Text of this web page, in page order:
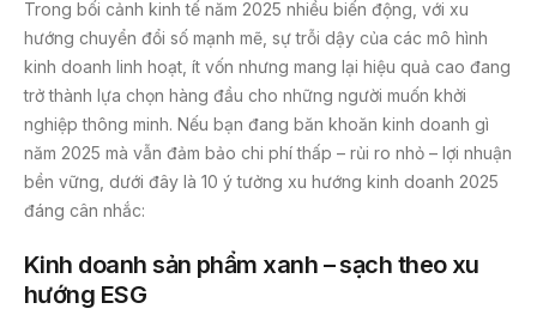
Trong bối cảnh kinh tế năm 2025 nhiều biến động, với xu
hướng chuyển đổi số mạnh mẽ, sự trỗi dậy của các mô hình
kinh doanh linh hoạt, ít vốn nhưng mang lại hiệu quả cao đang
trở thành lựa chọn hàng đầu cho những người muốn khởi
nghiệp thông minh. Nếu bạn đang băn khoăn kinh doanh gì
năm 2025 mà vẫn đảm bảo chi phí thấp – rủi ro nhỏ – lợi nhuận
bền vững, dưới đây là 10 ý tưởng xu hướng kinh doanh 2025
đáng cân nhắc:
Kinh doanh sản phẩm xanh – sạch theo xu
hướng ESG